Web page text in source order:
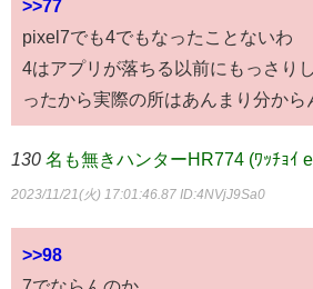
>>77
pixel7でも4でもなったことないわ
4はアプリが落ちる以前にもっさり
ったから実際の所はあんまり分から
130 名も無きハンターHR774 (ﾜｯﾁｮｲ
2023/11/21(火) 17:01:46.87 ID:4NVjJ9Sa0
>>98